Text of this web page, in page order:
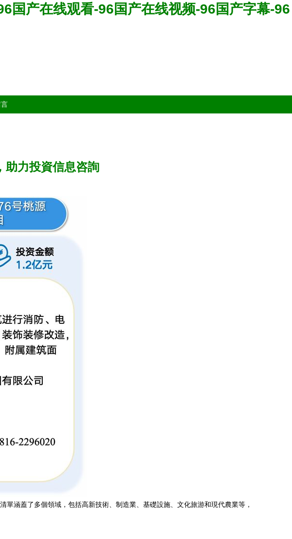
国产在线观看-96国产在线视频-96国产字幕-96
助力投資信息咨詢
涵蓋了多個領域，包括高新技術、制造業、基礎設施、文化旅游和現代農業等，